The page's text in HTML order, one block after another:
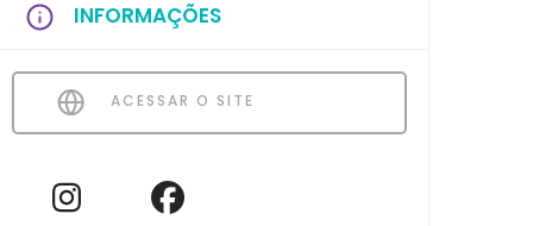
INFORMAÇÕES
ACESSAR O SITE